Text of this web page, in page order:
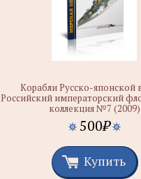
Корабли Русско-японской
Российский императорский
коллекция №7 (2009)
500₽
Купить